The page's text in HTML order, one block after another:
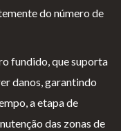
do número de
fundido, que suporta
danos, garantindo
a etapa de
das zonas de